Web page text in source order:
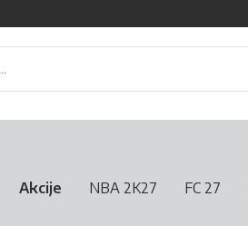
Akcije NBA 2K27 FC 27